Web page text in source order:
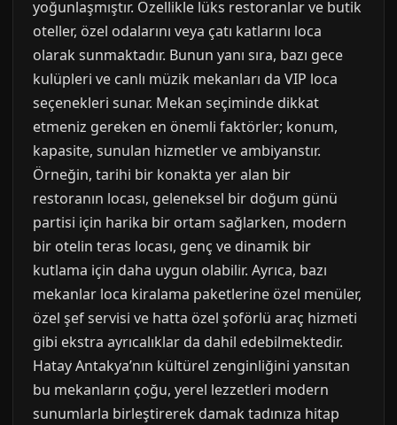
yoğunlaşmıştır. Özellikle lüks restoranlar ve butik
oteller, özel odalarını veya çatı katlarını loca
olarak sunmaktadır. Bunun yanı sıra, bazı gece
kulüpleri ve canlı müzik mekanları da VIP loca
seçenekleri sunar. Mekan seçiminde dikkat
etmeniz gereken en önemli faktörler; konum,
kapasite, sunulan hizmetler ve ambiyanstır.
Örneğin, tarihi bir konakta yer alan bir
restoranın locası, geleneksel bir doğum günü
partisi için harika bir ortam sağlarken, modern
bir otelin teras locası, genç ve dinamik bir
kutlama için daha uygun olabilir. Ayrıca, bazı
mekanlar loca kiralama paketlerine özel menüler,
özel şef servisi ve hatta özel şoförlü araç hizmeti
gibi ekstra ayrıcalıklar da dahil edebilmektedir.
Hatay Antakya’nın kültürel zenginliğini yansıtan
bu mekanların çoğu, yerel lezzetleri modern
sunumlarla birleştirerek damak tadınıza hitap